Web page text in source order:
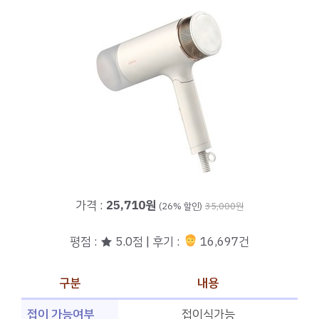
가격 : 25,710원 (26% 할인) 35,000원
평점 : ★ 5.0점 | 후기 : 16,697건
구분
내용
접이 가능여부
접이식가능